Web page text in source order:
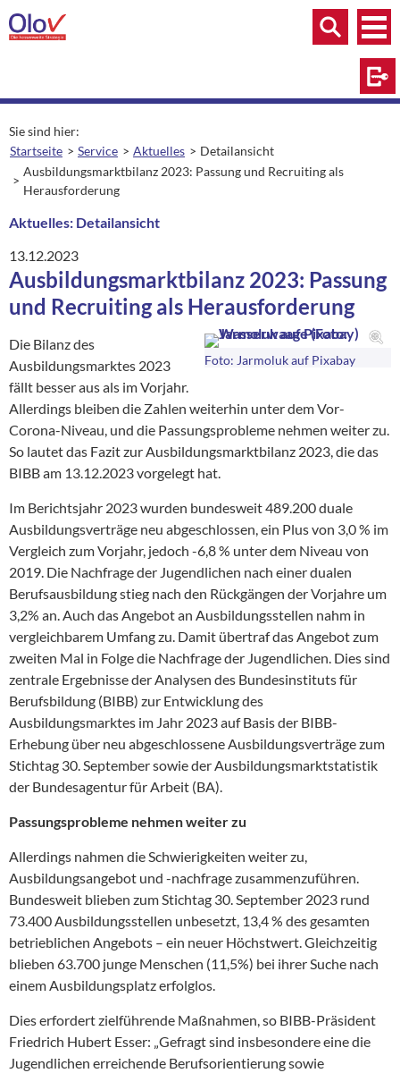
Zum Inhalt springen
Menü
Menü
Suche
Sie sind hier:
Startseite
Service Aktuelles aktuelle Seite:
Detailansicht
Ausbildungsmarktbilanz 2023: Passung und Recruiting als
Herausforderung
Aktuelles: Detailansicht
13.12.2023
Ausbildungsmarktbilanz 2023: Passung
und Recruiting als Herausforderung
Foto: Jarmoluk auf Pixabay
Die Bilanz des
Ausbildungsmarktes 2023
fällt besser aus als im Vorjahr.
Allerdings bleiben die Zahlen weiterhin unter dem Vor-
Corona-Niveau, und die Passungsprobleme nehmen weiter zu.
So lautet das Fazit zur Ausbildungsmarktbilanz 2023, die das
BIBB am 13.12.2023 vorgelegt hat.
Im Berichtsjahr 2023 wurden bundesweit 489.200 duale
Ausbildungsverträge neu abgeschlossen, ein Plus von 3,0 % im
Vergleich zum Vorjahr, jedoch -6,8 % unter dem Niveau von
2019. Die Nachfrage der Jugendlichen nach einer dualen
Berufsausbildung stieg nach den Rückgängen der Vorjahre um
3,2% an. Auch das Angebot an Ausbildungsstellen nahm in
vergleichbarem Umfang zu. Damit übertraf das Angebot zum
zweiten Mal in Folge die Nachfrage der Jugendlichen. Dies sind
zentrale Ergebnisse der Analysen des Bundesinstituts für
Berufsbildung (BIBB) zur Entwicklung des
Ausbildungsmarktes im Jahr 2023 auf Basis der BIBB-
Erhebung über neu abgeschlossene Ausbildungsverträge zum
Stichtag 30. September sowie der Ausbildungsmarktstatistik
der Bundesagentur für Arbeit (BA).
Passungsprobleme nehmen weiter zu
Allerdings nahmen die Schwierigkeiten weiter zu,
Ausbildungsangebot und -nachfrage zusammenzuführen.
Bundesweit blieben zum Stichtag 30. September 2023 rund
73.400 Ausbildungsstellen unbesetzt, 13,4 % des gesamten
betrieblichen Angebots – ein neuer Höchstwert. Gleichzeitig
blieben 63.700 junge Menschen (11,5%) bei ihrer Suche nach
einem Ausbildungsplatz erfolglos.
Dies erfordert zielführende Maßnahmen, so BIBB-Präsident
Friedrich Hubert Esser: „Gefragt sind insbesondere eine die
Jugendlichen erreichende Berufsorientierung sowie